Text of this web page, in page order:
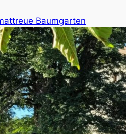
Baumgarten